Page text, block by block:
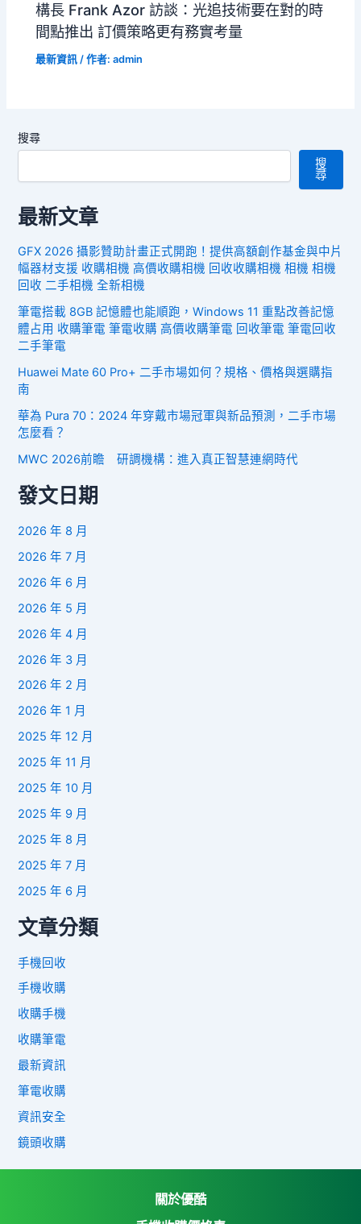
構長 Frank Azor 訪談：光追技術要在對的時
間點推出 訂價策略更有務實考量
最新資訊 / 作者:admin
搜尋
搜
尋
最新文章
GFX 2026 攝影贊助計畫正式開跑！提供高額創作基金與中片
幅器材支援 收購相機 高價收購相機 回收收購相機 相機 相機
回收 二手相機 全新相機
筆電搭載 8GB 記憶體也能順跑，Windows 11 重點改善記憶
體占用 收購筆電 筆電收購 高價收購筆電 回收筆電 筆電回收
二手筆電
Huawei Mate 60 Pro+ 二手市場如何？規格、價格與選購指
南
華為 Pura 70：2024 年穿戴市場冠軍與新品預測，二手市場
怎麼看？
MWC 2026前瞻 研調機構：進入真正智慧連網時代
發文日期
2026 年 8 月
2026 年 7 月
2026 年 6 月
2026 年 5 月
2026 年 4 月
2026 年 3 月
2026 年 2 月
2026 年 1 月
2025 年 12 月
2025 年 11 月
2025 年 10 月
2025 年 9 月
2025 年 8 月
2025 年 7 月
2025 年 6 月
文章分類
手機回收
手機收購
收購手機
收購筆電
最新資訊
筆電收購
資訊安全
鏡頭收購
關於優酷